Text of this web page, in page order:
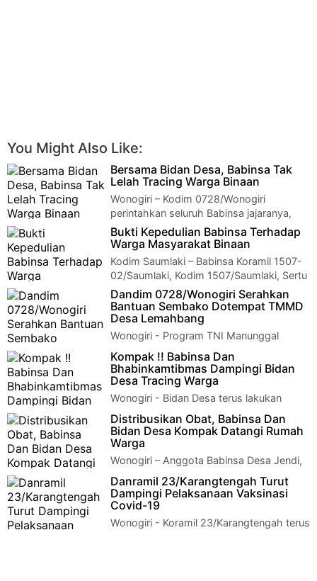
You Might Also Like:
Bersama Bidan Desa, Babinsa Tak
Lelah Tracing Warga Binaan
Wonogiri – Kodim 0728/Wonogiri
perintahkan seluruh Babinsa jajaranya,
untuk terus meningkatkan sinergitas dalam melaksan…
Bukti Kepedulian Babinsa Terhadap
Warga Masyarakat Binaan
Kodim Saumlaki – Babinsa Koramil 1507-
02/Saumlaki, Kodim 1507/Saumlaki, Sertu
Onisius Letelay melaksanakan kegiatan kar…
Dandim 0728/Wonogiri Serahkan
Bantuan Sembako Dotempat TMMD
Desa Lemahbang
Wonogiri - Program TNI Manunggal
Membangun Desa(TMMD) Sengkuyung
Tahap III Tahun 2021 Kodim 0728/Wonogiri berada di Dusu…
Kompak !! Babinsa Dan
Bhabinkamtibmas Dampingi Bidan
Desa Tracing Warga
Wonogiri - Bidan Desa terus lakukan
tracing kepada warga yang kontac erat
dengan pasien Covid-19, Babinsa bersama Bhabin…
Distribusikan Obat, Babinsa Dan
Bidan Desa Kompak Datangi Rumah
Warga
Wonogiri – Anggota Babinsa Desa Jendi,
Koramil 02/Selogiri Sertu Bejo bersama
dengan Bidan Desa Emi mendistribusika seca…
Danramil 23/Karangtengah Turut
Dampingi Pelaksanaan Vaksinasi
Covid-19
Wonogiri - Koramil 23/Karangtengah terus